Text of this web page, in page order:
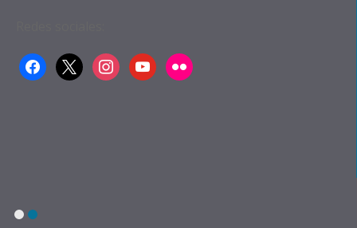
facebook
x instagramyoutubeflickr
1 2